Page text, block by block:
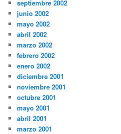
septiembre 2002
junio 2002
mayo 2002
abril 2002
marzo 2002
febrero 2002
enero 2002
diciembre 2001
noviembre 2001
octubre 2001
mayo 2001
abril 2001
marzo 2001